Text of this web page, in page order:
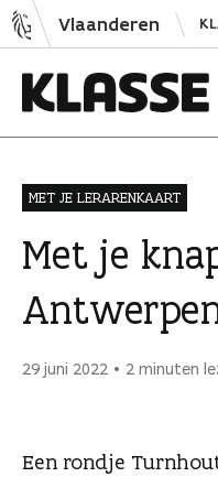
N
a
Vlaanderen
a
s
s
e
MET JE LERARENKAART
Met je
29 juni 2022 2 minuten
Een rondje